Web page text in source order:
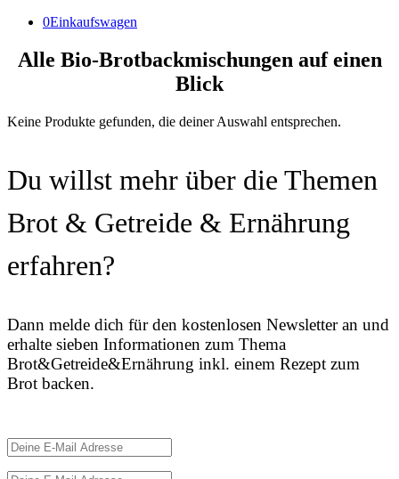
0Einkaufswagen
Alle Bio-Brotbackmischungen auf einen
Blick
Keine Produkte gefunden, die deiner Auswahl entsprechen.
Du willst mehr über die Themen
Brot & Getreide & Ernährung
erfahren?
Dann melde dich für den kostenlosen Newsletter an und
erhalte sieben Informationen zum Thema
Brot&Getreide&Ernährung inkl. einem Rezept zum
Brot backen.